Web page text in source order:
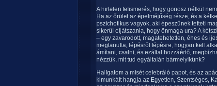
A hirtelen felismerés, hogy gonosz nélkül
Ha az őrület az épelméjűség része, és a
pszichotikus vagyok, aki épeszűnek tetteti
sikerül eljátszania, hogy önmaga ura? A
– egy zavarodott, magatehetetlen, éhes és
megtanulta, lépésről lépésre, hogyan kell
ámítani, csalni, és ezáltal hozzáértő,
nézzük, mit tud egyáltalán bármelyikünk?
Hallgatom a misét celebráló papot, és az
kimunkált hangja az Egyetlen, Szentséges,